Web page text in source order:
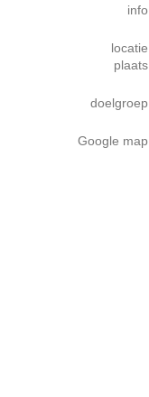
info
locatie
plaats
doelgroep
Google map